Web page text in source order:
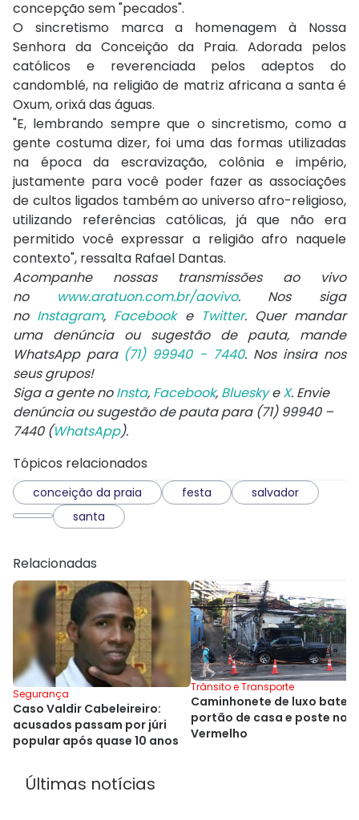
concepção sem "pecados".
O sincretismo marca a homenagem à Nossa
Senhora da Conceição da Praia. Adorada pelos
católicos e reverenciada pelos adeptos do
candomblé, na religião de matriz africana a santa é
Oxum, orixá das águas.
"E, lembrando sempre que o sincretismo, como a
gente costuma dizer, foi uma das formas utilizadas
na época da escravização, colônia e império,
justamente para você poder fazer as associações
de cultos ligados também ao universo afro-religioso,
utilizando referências católicas, já que não era
permitido você expressar a religião afro naquele
contexto", ressalta Rafael Dantas.
Acompanhe nossas transmissões ao vivo
no
www.aratuon.com.br/aovivo. Nos siga
no Instagram, Facebooke Twitter. Quer mandar
uma denúncia ou sugestão de pauta, mande
WhatsApp para (71) 99940 - 7440. Nos insira nos
seus grupos!
Siga a gente noInsta, Facebook, BlueskyeX. Envie
denúncia ou sugestão de pauta para (71) 99940 –
7440 (WhatsApp).
Tópicos relacionados
conceição da praia festa
salvador
santa
Relacionadas
Segurança
Caso Valdir Cabeleireiro:
acusados passam por júri
popular após quase 10 anos
Trânsito e Transporte
Caminhonete de luxo bate
portão de casa e poste no
Vermelho
Últimas notícias